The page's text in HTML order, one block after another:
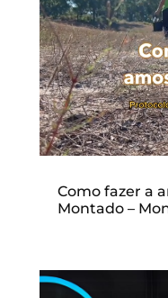
Como fazer a
Montado –